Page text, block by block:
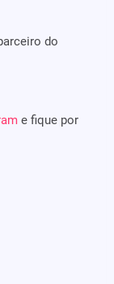
do
e fique por